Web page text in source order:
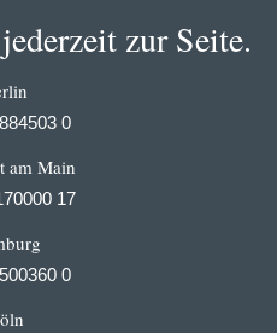
zur Seite.
0
am Main
17
0